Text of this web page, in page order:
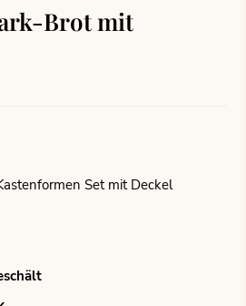
Brot mit
Set mit Deckel